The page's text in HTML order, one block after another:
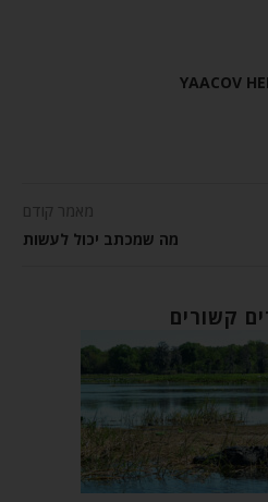
YAACOV
מאמר קודם
מה שמכתב יכול לעשות
קשורים